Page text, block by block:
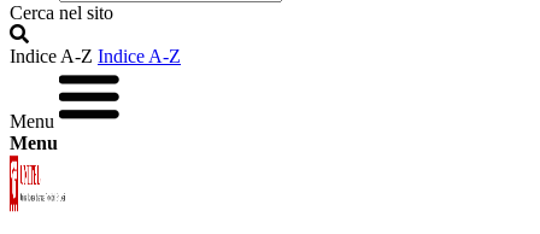
Cerca nel sito
Indice A-Z Indice A-Z
Menu
Menu